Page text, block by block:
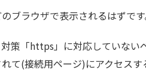
ブラウザで表示されるはずです
策「https」に対応していない
て(接続用ページ)にアクセスす